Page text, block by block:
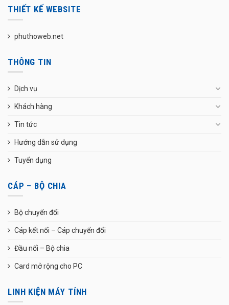
THIẾT KẾ WEBSITE
phuthoweb.net
THÔNG TIN
Dịch vụ
Khách hàng
Tin tức
Hướng dẫn sử dụng
Tuyển dụng
CÁP – BỘ CHIA
Bộ chuyển đổi
Cáp kết nối – Cáp chuyển đổi
Đầu nối – Bộ chia
Card mở rộng cho PC
LINH KIỆN MÁY TÍNH